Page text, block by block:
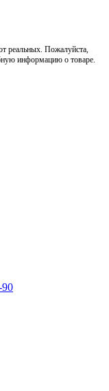
реальных. Пожалуйста,
информацию о товаре.
90